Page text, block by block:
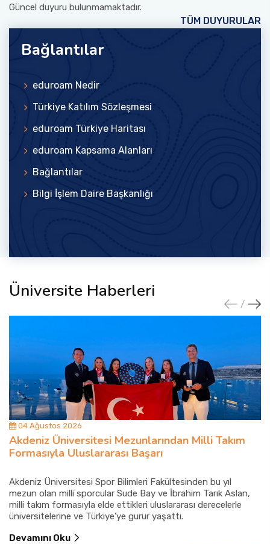
Güncel duyuru bulunmamaktadır.
TÜM DUYURULAR
Bağlantılar
eduroam Nedir
Türkiye Katılım Sözleşmesi
eduroam Türkiye Haritası
eduroam Kapsama Alanları
Bağlantılar
Bilgi İşlem Daire Başkanlığı
Üniversite Haberleri
04 Ağustos 2026
Akdeniz Üniversitesi Mezunlarından Milli Takım
Formasıyla Uluslararası Başarı
Akdeniz Üniversitesi Spor Bilimleri Fakültesinden bu yıl
mezun olan milli sporcular Sude Bay ve İbrahim Tarık Aslan,
milli takım formasıyla elde ettikleri uluslararası derecelerle
üniversitelerine ve Türkiye’ye gurur yaşattı.
Devamını Oku